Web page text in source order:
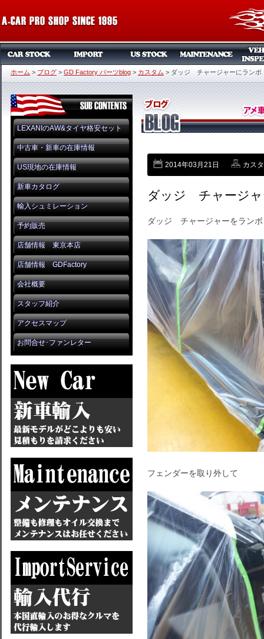
ホーム > ブログ > GD Factory パーツblog > カスタム > ダッジ チャージャーにランボ
LEXANIのAW&タイヤ格安セット
中古車・新車の在庫情報
US現地の在庫情報
新車カタログ
輸入シュミレーション
予約販売
店舗情報 東京本店
店舗情報 GDFactory
会社概要
スタッフ紹介
アクセスマップ
お問合せ･ファンレター
2014年03月21日 カス
ダッジ チャージャ
ダッジ チャージャーをランボ
フェンダーを取り外して